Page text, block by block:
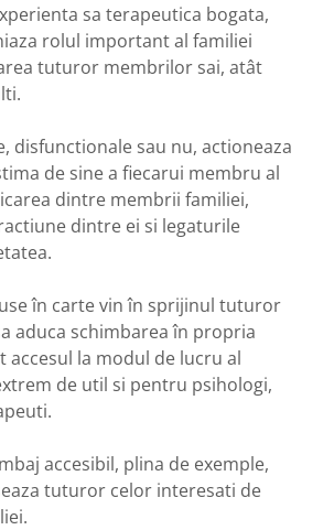
sa terapeutica bogata,
rolul important al familiei
tuturor membrilor sai, atât
disfunctionale sau nu, actioneaza
de sine a fiecarui membru al
dintre membrii familiei,
dintre ei si legaturile
în carte vin în sprijinul tuturor
aduca schimbarea în propria
accesul la modul de lucru al
de util si pentru psihologi,
accesibil, plina de exemple,
tuturor celor interesati de